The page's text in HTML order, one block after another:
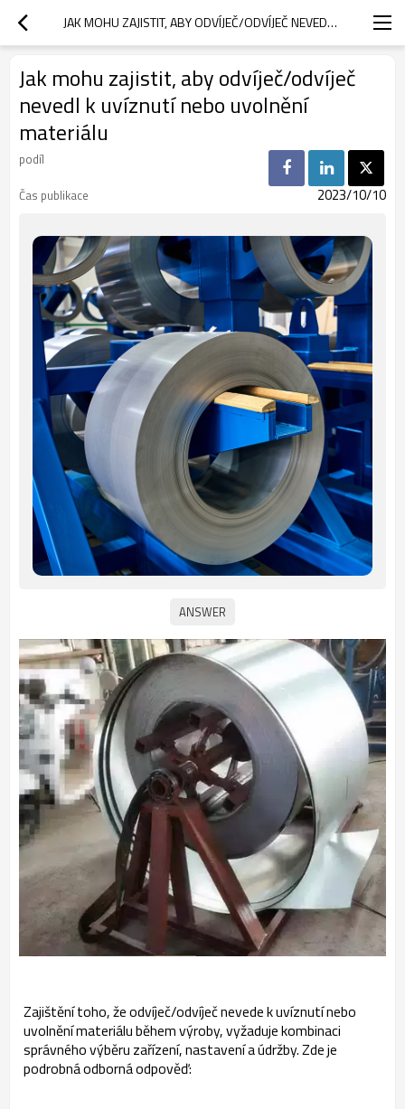
JAK MOHU ZAJISTIT, ABY ODVÍJEČ/ODVÍJEČ NEVEDL K UVÍZNUTÍ NEBO UVOLNĚNÍ MATERIÁLU
Jak mohu zajistit, aby odvíječ/odvíječ
nevedl k uvíznutí nebo uvolnění
materiálu
podíl
Čas publikace
2023/10/10
Zajištění toho, že odvíječ/odvíječ nevede k uvíznutí nebo
uvolnění materiálu během výroby, vyžaduje kombinaci
správného výběru zařízení, nastavení a údržby. Zde je
podrobná odborná odpověď: